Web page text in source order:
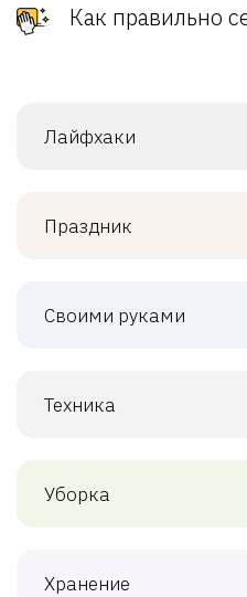
Как правильно
Лайфхаки
Праздник
Своими руками
Техника
Уборка
Хранение